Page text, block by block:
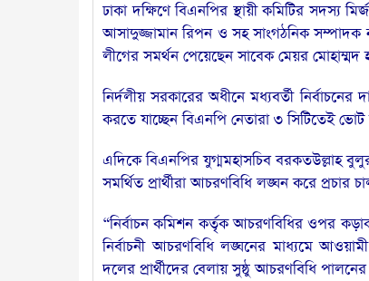
ঢাকা দক্ষিণে বিএনপির স্থায়ী কমিটির সদস্য
আসাদুজ্জামান রিপন ও সহ সাংগঠনিক সম্পাদক
লীগের সমর্থন পেয়েছেন সাবেক মেয়র
নির্দলীয় সরকারের অধীনে মধ্যবর্তী
করতে যাচ্ছেন বিএনপি নেতারা ৩ সিটিতেই
এদিকে বিএনপির যুগ্মমহাসচিব বরকতউল্লাহ
সমর্থিত প্রার্থীরা আচরণবিধি লঙ্ঘন করে প্রচার
“নির্বাচন কমিশন কর্তৃক আচরণবিধির ওপর
নির্বাচনী আচরণবিধি লঙ্ঘনের মাধ্যমে
দলের প্রার্থীদের বেলায় সুষ্ঠু আচরণবিধি